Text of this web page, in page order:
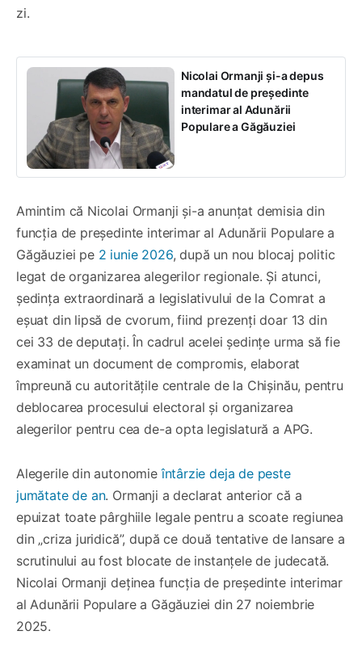
zi.
Nicolai Ormanji și-a depus
mandatul de președinte
interimar al Adunării
Populare a Găgăuziei
Amintim că Nicolai Ormanji și-a anunțat demisia din
funcția de președinte interimar al Adunării Populare a
Găgăuziei pe 2 iunie 2026, după un nou blocaj politic
legat de organizarea alegerilor regionale. Și atunci,
ședința extraordinară a legislativului de la Comrat a
eșuat din lipsă de cvorum, fiind prezenți doar 13 din
cei 33 de deputați. În cadrul acelei ședințe urma să fie
examinat un document de compromis, elaborat
împreună cu autoritățile centrale de la Chișinău, pentru
deblocarea procesului electoral și organizarea
alegerilor pentru cea de-a opta legislatură a APG.
Alegerile din autonomieîntârzie deja de peste
jumătate de an. Ormanji a declarat anterior că a
epuizat toate pârghiile legale pentru a scoate regiunea
din „criza juridică”, după ce două tentative de lansare a
scrutinului au fost blocate de instanțele de judecată.
Nicolai Ormanji deținea funcția de președinte interimar
al Adunării Populare a Găgăuziei din 27 noiembrie
2025.